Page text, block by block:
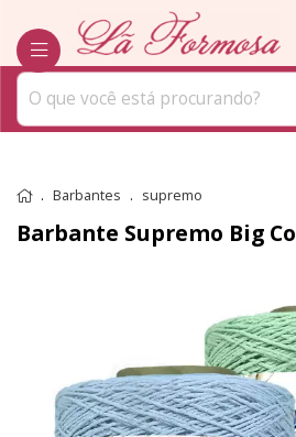
Barbantes supremo
Barbante Supremo Big